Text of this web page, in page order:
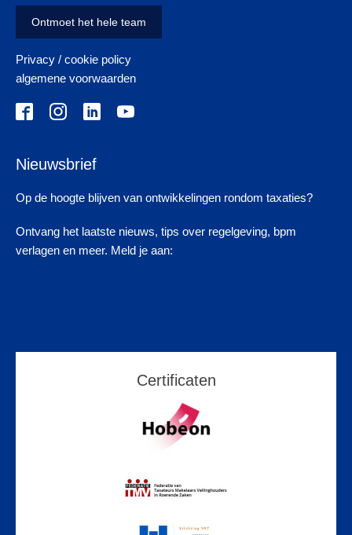
Ontmoet het hele team
Privacy / cookie policy
algemene voorwaarden
Nieuwsbrief
Op de hoogte blijven van ontwikkelingen rondom taxaties?
Ontvang het laatste nieuws, tips over regelgeving, bpm
verlagen en meer. Meld je aan:
Certificaten